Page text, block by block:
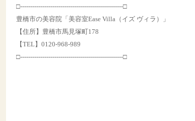
□---------------------------------------------------□
豊橋市の美容院「美容室Ease Villa（イズ ヴィラ）」
【住所】豊橋市馬見塚町178
【TEL】0120-968-989
□---------------------------------------------------□